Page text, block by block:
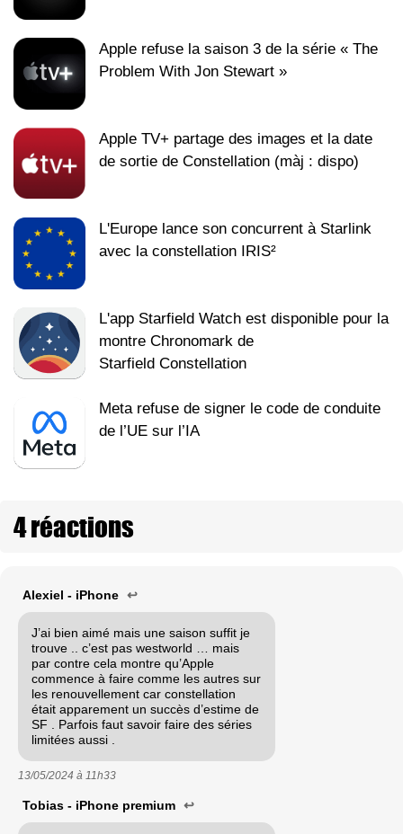
Apple refuse la saison 3 de la série « The
Problem With Jon Stewart »
Apple TV+ partage des images et la date
de sortie de Constellation (màj : dispo)
L'Europe lance son concurrent à Starlink
avec la constellation IRIS²
L'app Starfield Watch est disponible pour la
montre Chronomark de
Starfield Constellation
Meta refuse de signer le code de conduite
de l’UE sur l’IA
4 réactions
Alexiel - iPhone ↩
J’ai bien aimé mais une saison suffit je
trouve .. c’est pas westworld … mais
par contre cela montre qu’Apple
commence à faire comme les autres sur
les renouvellement car constellation
était apparement un succès d’estime de
SF . Parfois faut savoir faire des séries
limitées aussi .
13/05/2024 à 11h33
Tobias - iPhone premium ↩